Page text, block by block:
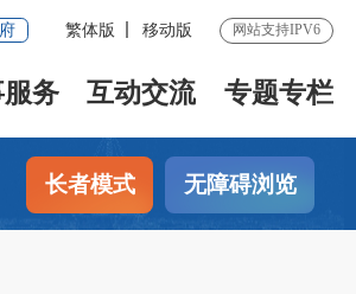
繁体版 移动版 网站支持IPV6
务 互动交流 专题专栏
长者模式 无障碍浏览